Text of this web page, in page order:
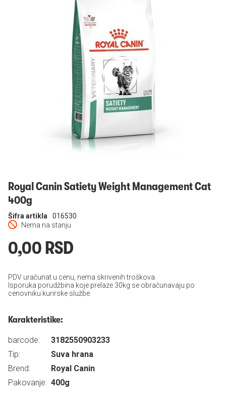
Royal Canin Satiety Weight Management Cat
400g
Nema na stanju
Šifra artikla 016530
0,00 RSD
PDV uračunat u cenu, nema skrivenih troškova.
Isporuka porudžbina koje prelaze 30kg se obračunavaju po
cenovniku kurirske službe.
Karakteristike:
barcode:
3182550903233
Tip:
Suva hrana
Brend:
Royal Canin
Pakovanje: 400g